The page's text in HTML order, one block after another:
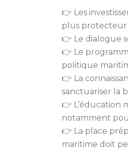
👉 Les
plus protecteur
👉 Le dialogue
👉 Le
politique
👉 La
sanctuariser la
👉 L’éducation
notamment
👉 La place
maritime doit